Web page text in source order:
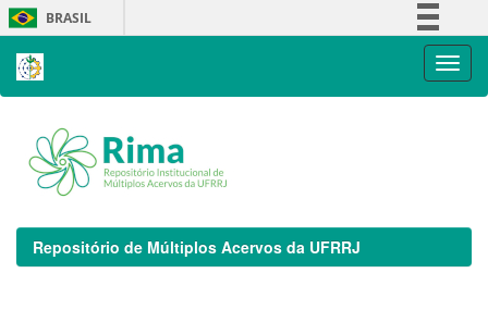
Skip
navigation
BRASIL
Repositório de Múltiplos Acervos da UFRRJ